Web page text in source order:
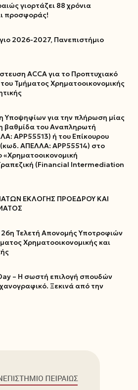
γιορτάζει 88 χρόνια
προσφοράς!
2026-2027, Πανεπιστήμιο
ACCA για το Προπτυχιακό
Τμήματος Χρηματοοικονομικής
Υποψηφίων για την πλήρωση μίας
βαθμίδα του Αναπληρωτή
ΑΡΡ55513) ή του Επίκουρου
(κωδ. ΑΠΕΛΛΑ: ΑΡΡ55514) στο
«Χρηματοοικονομική
(Financial Intermediation
ΕΚΛΟΓΗΣ ΠΡΟΕΔΡΟΥ ΚΑΙ
Τελετή Απονομής Υποτροφιών
Χρηματοοικονομικής και
– Η σωστή επιλογή σπουδών
Ξεκινά από την